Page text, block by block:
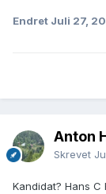
Endret Juli 27,
Anton
Skrevet
Kandidat? Hans C